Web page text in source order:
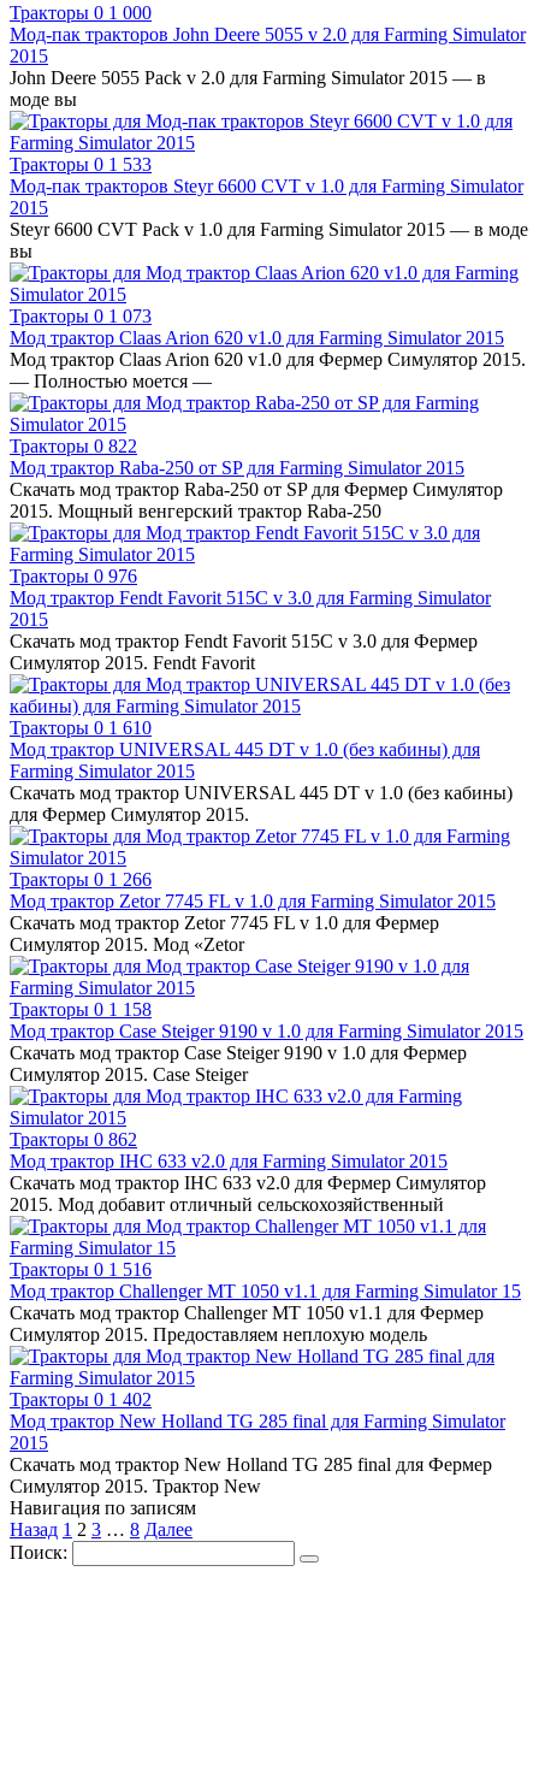
Тракторы 0 1 000
Мод-пак тракторов John Deere 5055 v 2.0 для Farming Simulator
2015
John Deere 5055 Pack v 2.0 для Farming Simulator 2015 — в
моде вы
Тракторы 0 1 533
Мод-пак тракторов Steyr 6600 CVT v 1.0 для Farming Simulator
2015
Steyr 6600 CVT Pack v 1.0 для Farming Simulator 2015 — в моде
вы
Тракторы 0 1 073
Мод трактор Claas Arion 620 v1.0 для Farming Simulator 2015
Мод трактор Claas Arion 620 v1.0 для Фермер Симулятор 2015.
— Полностью моется —
Тракторы 0 822
Мод трактор Raba-250 от SP для Farming Simulator 2015
Скачать мод трактор Raba-250 от SP для Фермер Симулятор
2015. Мощный венгерский трактор Raba-250
Тракторы 0 976
Мод трактор Fendt Favorit 515C v 3.0 для Farming Simulator
2015
Скачать мод трактор Fendt Favorit 515C v 3.0 для Фермер
Симулятор 2015. Fendt Favorit
Тракторы 0 1 610
Мод трактор UNIVERSAL 445 DT v 1.0 (без кабины) для
Farming Simulator 2015
Скачать мод трактор UNIVERSAL 445 DT v 1.0 (без кабины)
для Фермер Симулятор 2015.
Тракторы 0 1 266
Мод трактор Zetor 7745 FL v 1.0 для Farming Simulator 2015
Скачать мод трактор Zetor 7745 FL v 1.0 для Фермер
Симулятор 2015. Мод «Zetor
Тракторы 0 1 158
Мод трактор Case Steiger 9190 v 1.0 для Farming Simulator 2015
Скачать мод трактор Case Steiger 9190 v 1.0 для Фермер
Симулятор 2015. Case Steiger
Тракторы 0 862
Мод трактор IHC 633 v2.0 для Farming Simulator 2015
Скачать мод трактор IHC 633 v2.0 для Фермер Симулятор
2015. Мод добавит отличный сельскохозяйственный
Тракторы 0 1 516
Мод трактор Challenger MT 1050 v1.1 для Farming Simulator 15
Скачать мод трактор Challenger MT 1050 v1.1 для Фермер
Симулятор 2015. Предоставляем неплохую модель
Тракторы 0 1 402
Мод трактор New Holland TG 285 final для Farming Simulator
2015
Скачать мод трактор New Holland TG 285 final для Фермер
Симулятор 2015. Трактор New
Навигация по записям
Назад 1 2 3 … 8 Далее
Поиск: